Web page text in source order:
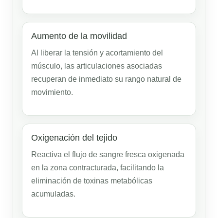
Aumento de la movilidad
Al liberar la tensión y acortamiento del
músculo, las articulaciones asociadas
recuperan de inmediato su rango natural de
movimiento.
Oxigenación del tejido
Reactiva el flujo de sangre fresca oxigenada
en la zona contracturada, facilitando la
eliminación de toxinas metabólicas
acumuladas.